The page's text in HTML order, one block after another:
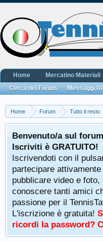
Home Forum Tutto il resto
Benvenuto/a sul
Iscriviti è GRATUITO!
Iscrivendoti con il
partecipare
pubblicare video e
conoscere tanti amici
passione per il
L'iscrizione è gratuita!
ricordi la password?
Home Mercatino Materiali
Cerca nei Forum
Messaggi